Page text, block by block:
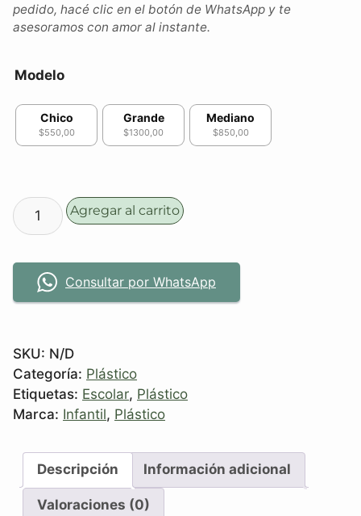
pedido, hacé clic en el botón de WhatsApp y te
asesoramos con amor al instante.
Modelo
Chico
$550,00
Grande
$1300,00
Mediano
$850,00
Agregar al carrito
Consultar por WhatsApp
SKU: N/D
Categoría: Plástico
Etiquetas: Escolar, Plástico
Marca: Infantil, Plástico
Descripción Información adicional
Valoraciones (0)